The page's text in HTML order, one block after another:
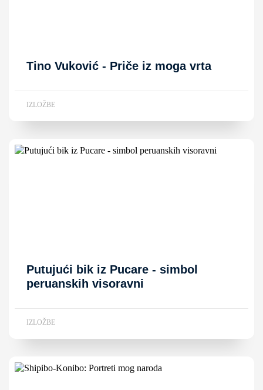
Tino Vuković - Priče iz moga vrta
IZLOŽBE
Putujući bik iz Pucare - simbol
peruanskih visoravni
IZLOŽBE